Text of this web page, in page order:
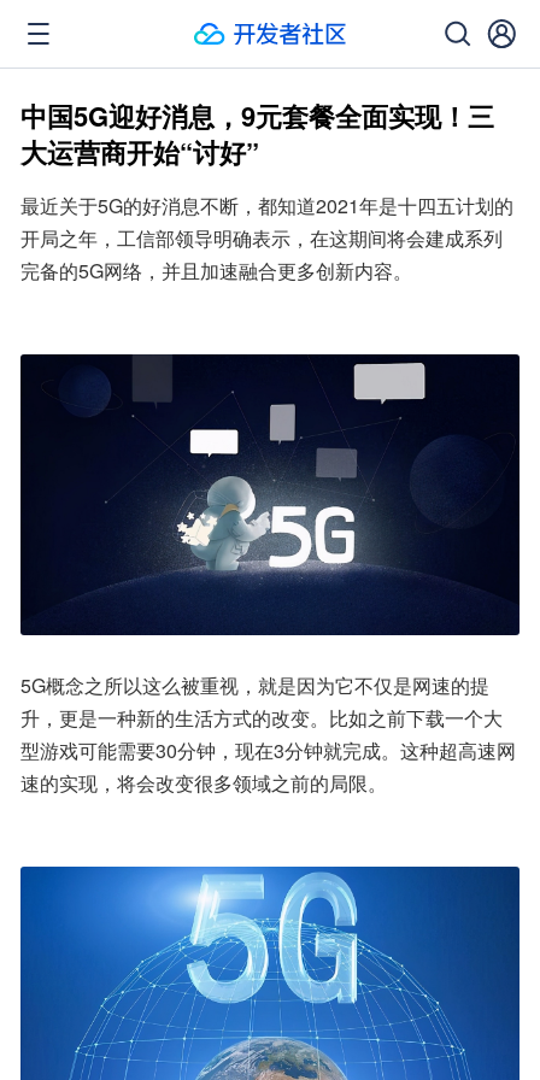
中国5G迎好消息，9元套餐全面实现！三
大运营商开始“讨好”
最近关于5G的好消息不断，都知道2021年是十四五计划的
开局之年，工信部领导明确表示，在这期间将会建成系列
完备的5G网络，并且加速融合更多创新内容。
5G概念之所以这么被重视，就是因为它不仅是网速的提
升，更是一种新的生活方式的改变。比如之前下载一个大
型游戏可能需要30分钟，现在3分钟就完成。这种超高速网
速的实现，将会改变很多领域之前的局限。